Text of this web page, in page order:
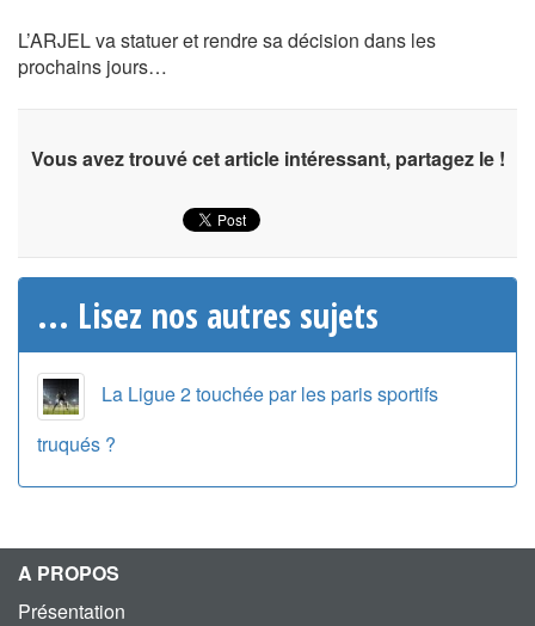
L’ARJEL va statuer et rendre sa décision dans les
prochains jours…
Vous avez trouvé cet article intéressant, partagez le !
... Lisez nos autres sujets
La Ligue 2 touchée par les paris sportifs
truqués ?
A PROPOS
Présentation